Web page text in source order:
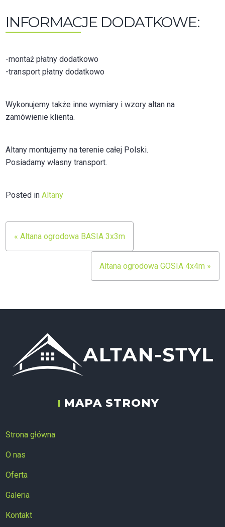
INFORMACJE DODATKOWE:
-montaż płatny dodatkowo
-transport płatny dodatkowo
Wykonujemy także inne wymiary i wzory altan na
zamówienie klienta.
Altany montujemy na terenie całej Polski.
Posiadamy własny transport.
Posted inAltany
Nawigacja
wpisu
« Altana ogrodowa BASIA 3x3m
Altana ogrodowa GOSIA 4x4m »
ALTAN-STYL
MAPA STRONY
Strona główna
O nas
Oferta
Galeria
Kontakt